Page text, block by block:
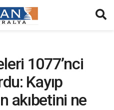
1077’nci
Kayıp
akıbetini ne